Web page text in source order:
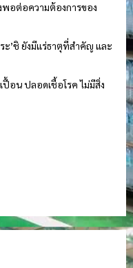
พอต่อความต้องการของ
’ชิ ยังมีแร่ธาตุที่สำคัญ และ
อน ปลอดเชื้อโรค ไม่มีสิ่ง